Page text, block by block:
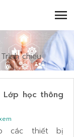
menu
chiếu
Lớp học thông
các thiết bị